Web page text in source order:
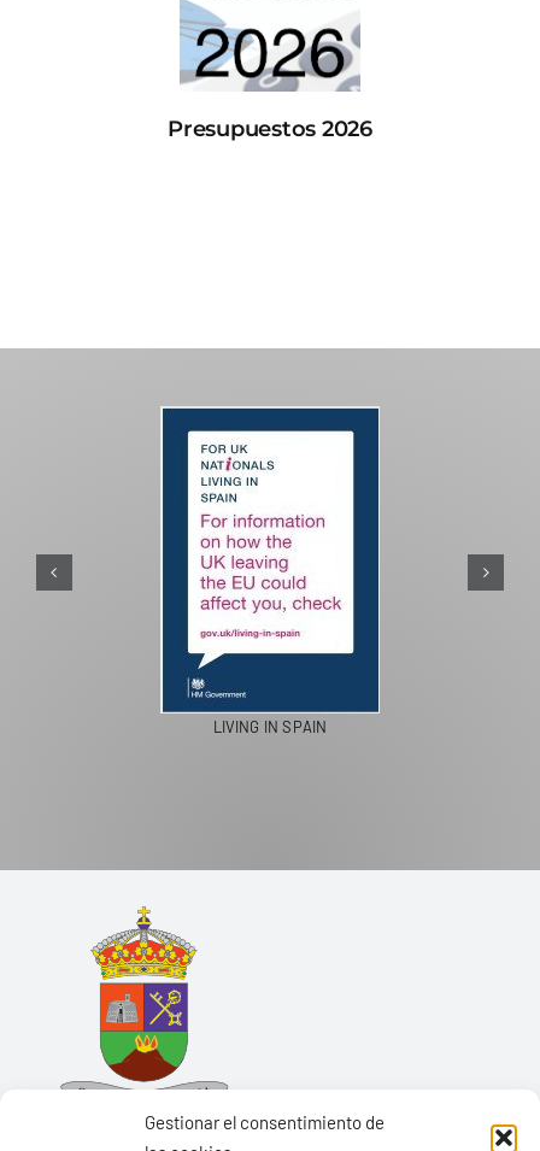
Gestionar el consentimiento de
Presupuestos 2026
LIVING IN SPAIN